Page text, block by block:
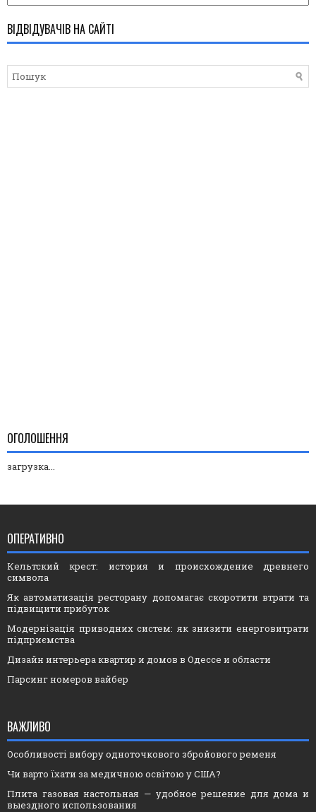
ВІДВІДУВАЧІВ НА САЙТІ
ОГОЛОШЕННЯ
загрузка...
ОПЕРАТИВНО
Кельтский крест: история и происхождение древнего
символа
Як автоматизація ресторану допомагає скоротити втрати та
підвищити прибуток
Модернізація приводних систем: як знизити енерговитрати
підприємства
Дизайн интерьера квартир и домов в Одессе и области
Парсинг номеров вайбер
ВАЖЛИВО
Особливості вибору одноточкового збройового ременя
Чи варто їхати за медичною освітою у США?
Плита газовая настольная — удобное решение для дома и
выездного использования